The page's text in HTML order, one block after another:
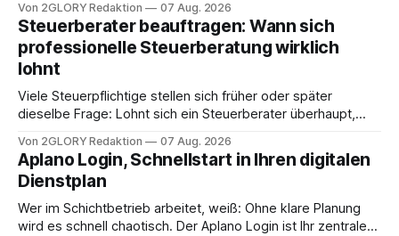
angewiesen ist, stellt sich für Familien eine schwierige
Frage: Muss die Versorgung dauerhaft in der Klinik bleiben –
oder ist ein Leben zu Hause möglich? Die außerklinische
Intensivpflege bietet genau diese Alternative: Sie
Von 2GLORY Redaktion 07 Aug. 2026
Steuerberater beauftragen: Wann sich
professionelle Steuerberatung wirklich
lohnt
Viele Steuerpflichtige stellen sich früher oder später
dieselbe Frage: Lohnt sich ein Steuerberater überhaupt,
erledigen? Die kurze Antwort: Bei einfachen
Einkommensverhältnissen reicht häufig eine Steuersoftware
aus – sobald jedoch mehrere Einkunftsarten
zusammentreffen oder größere finanzielle Veränderungen
anstehen, zahlt sich professionelle Unterstützung meist
Von 2GLORY Redaktion 07 Aug. 2026
Aplano Login, Schnellstart in Ihren digitalen
Dienstplan
Wer im Schichtbetrieb arbeitet, weiß: Ohne klare Planung
wird es schnell chaotisch. Der Aplano Login ist Ihr zentraler